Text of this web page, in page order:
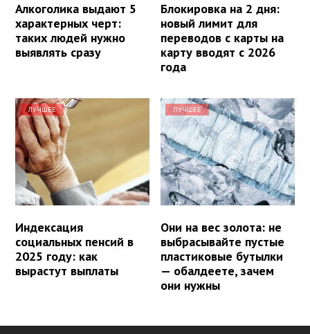
Алкоголика выдают 5
характерных черт:
таких людей нужно
выявлять сразу
Блокировка на 2 дня:
новый лимит для
переводов с карты на
карту вводят с 2026
года
ЛУЧШЕЕ
Индексация
социальных пенсий в
2025 году: как
вырастут выплаты
ЛУЧШЕЕ
Они на вес золота: не
выбрасывайте пустые
пластиковые бутылки
— обалдеете, зачем
они нужны